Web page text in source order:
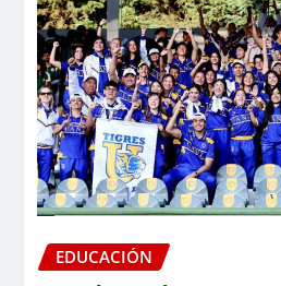
EDUCACIÓN